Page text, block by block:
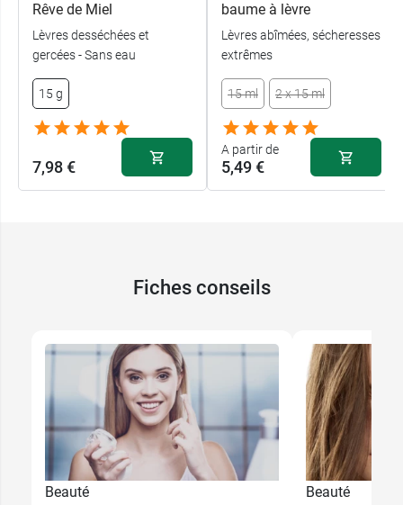
Rêve de Miel
Lèvres desséchées et
gercées - Sans eau
15 g
7,98 €
baume à lèvre
Lèvres abîmées, sécheresses
extrêmes
15 ml 2 x 15 ml
A partir de
5,49 €
5,49 €
Fiches conseils
Beauté
Beauté